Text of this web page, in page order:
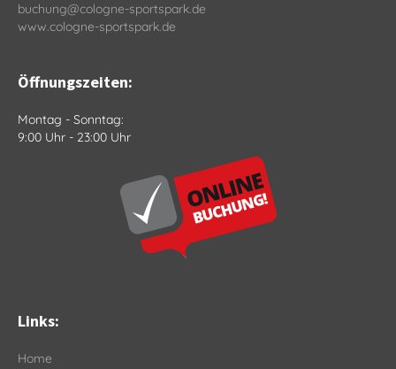
buchung@cologne-sportspark.de
www.cologne-sportspark.de
Öffnungszeiten:
Montag - Sonntag:
9:00 Uhr - 23:00 Uhr
Links:
Home